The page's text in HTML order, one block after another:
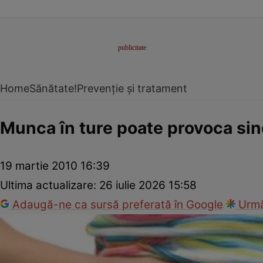
HomeSănătate!Prevenție și tratament
Munca în ture poate provoca
19 martie 2010 16:39
Ultima actualizare: 26 iulie 2026 15:58
Adaugă-ne ca sursă preferată în Google